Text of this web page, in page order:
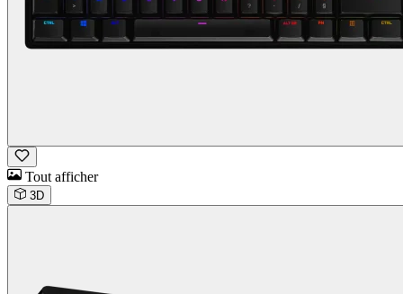
Tout afficher
3D